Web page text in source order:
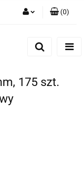
cookies
(0)
175 szt.